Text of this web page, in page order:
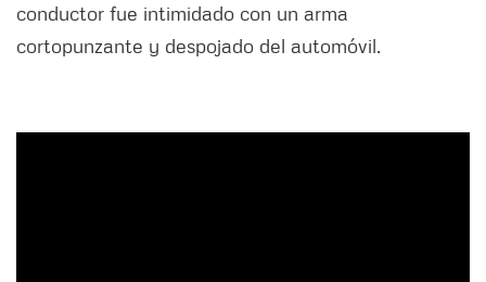
conductor fue intimidado con un arma
cortopunzante y despojado del automóvil.